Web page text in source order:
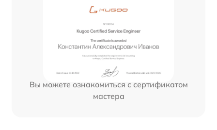
Вы можете ознакомиться с сертификатом
мастера